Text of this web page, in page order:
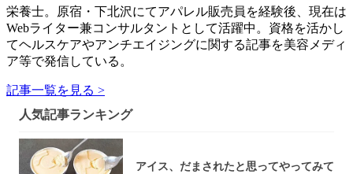
栄養士。原宿・下北沢にてアパレル販売員を経験後、現在は
Webライター兼コンサルタントとして活躍中。資格を活かし
てヘルスケアやアンチエイジングに関する記事を美容メディ
ア等で発信している。
記事一覧を見る >
人気記事ランキング
アイス、だまされたと思ってやってみて